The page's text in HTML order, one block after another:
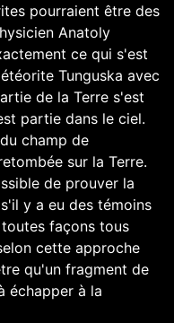
pourraient être des
Anatoly
ce qui s'est
Tunguska avec
de la Terre s'est
partie dans le ciel.
champ de
sur la Terre.
de prouver la
y a eu des témoins
façons tous
cette approche
qu'un fragment de
échapper à la